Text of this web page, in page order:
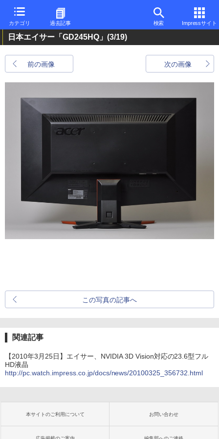
カテゴリ 過去記事 検索 Impressサイト
日本エイサー「GD245HQ」 (3/19)
前の画像 次の画像
この写真の記事へ
関連記事
【2010年3月25日】エイサー、NVIDIA 3D Vision対応の23.6型フル
HD液晶
http://pc.watch.impress.co.jp/docs/news/20100325_356732.html
本サイトのご利用について お問い合わせ